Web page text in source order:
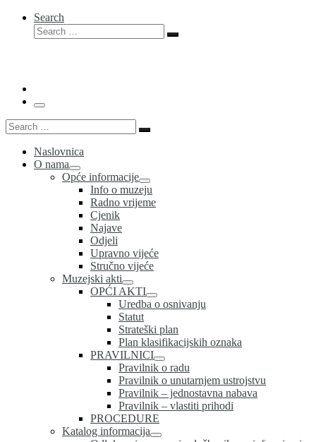
Search
Search
Search
Menu
Search
Search
Naslovnica
O nama
Opće informacije
Info o muzeju
Radno vrijeme
Cjenik
Najave
Odjeli
Upravno vijeće
Stručno vijeće
Muzejski akti
OPĆI AKTI
Uredba o osnivanju
Statut
Strateški plan
Plan klasifikacijskih oznaka
PRAVILNICI
Pravilnik o radu
Pravilnik o unutarnjem ustrojstvu
Pravilnik – jednostavna nabava
Pravilnik – vlastiti prihodi
PROCEDURE
Katalog informacija